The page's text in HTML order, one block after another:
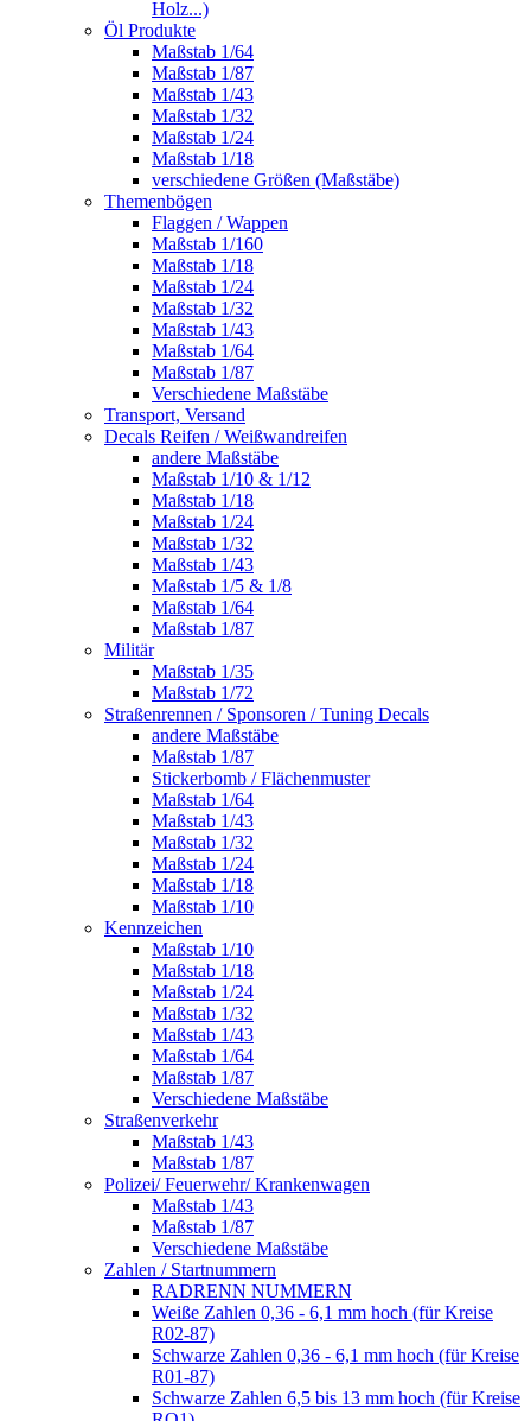
Holz...)
Öl Produkte
Maßstab 1/64
Maßstab 1/87
Maßstab 1/43
Maßstab 1/32
Maßstab 1/24
Maßstab 1/18
verschiedene Größen (Maßstäbe)
Themenbögen
Flaggen / Wappen
Maßstab 1/160
Maßstab 1/18
Maßstab 1/24
Maßstab 1/32
Maßstab 1/43
Maßstab 1/64
Maßstab 1/87
Verschiedene Maßstäbe
Transport, Versand
Decals Reifen / Weißwandreifen
andere Maßstäbe
Maßstab 1/10 & 1/12
Maßstab 1/18
Maßstab 1/24
Maßstab 1/32
Maßstab 1/43
Maßstab 1/5 & 1/8
Maßstab 1/64
Maßstab 1/87
Militär
Maßstab 1/35
Maßstab 1/72
Straßenrennen / Sponsoren / Tuning Decals
andere Maßstäbe
Maßstab 1/87
Stickerbomb / Flächenmuster
Maßstab 1/64
Maßstab 1/43
Maßstab 1/32
Maßstab 1/24
Maßstab 1/18
Maßstab 1/10
Kennzeichen
Maßstab 1/10
Maßstab 1/18
Maßstab 1/24
Maßstab 1/32
Maßstab 1/43
Maßstab 1/64
Maßstab 1/87
Verschiedene Maßstäbe
Straßenverkehr
Maßstab 1/43
Maßstab 1/87
Polizei/ Feuerwehr/ Krankenwagen
Maßstab 1/43
Maßstab 1/87
Verschiedene Maßstäbe
Zahlen / Startnummern
RADRENN NUMMERN
Weiße Zahlen 0,36 - 6,1 mm hoch (für Kreise
R02-87)
Schwarze Zahlen 0,36 - 6,1 mm hoch (für Kreise
R01-87)
Schwarze Zahlen 6,5 bis 13 mm hoch (für Kreise